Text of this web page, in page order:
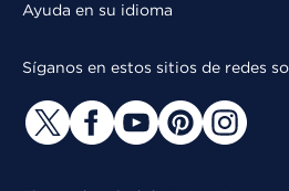
Ayuda en su idioma
Síganos en estos sitios de redes